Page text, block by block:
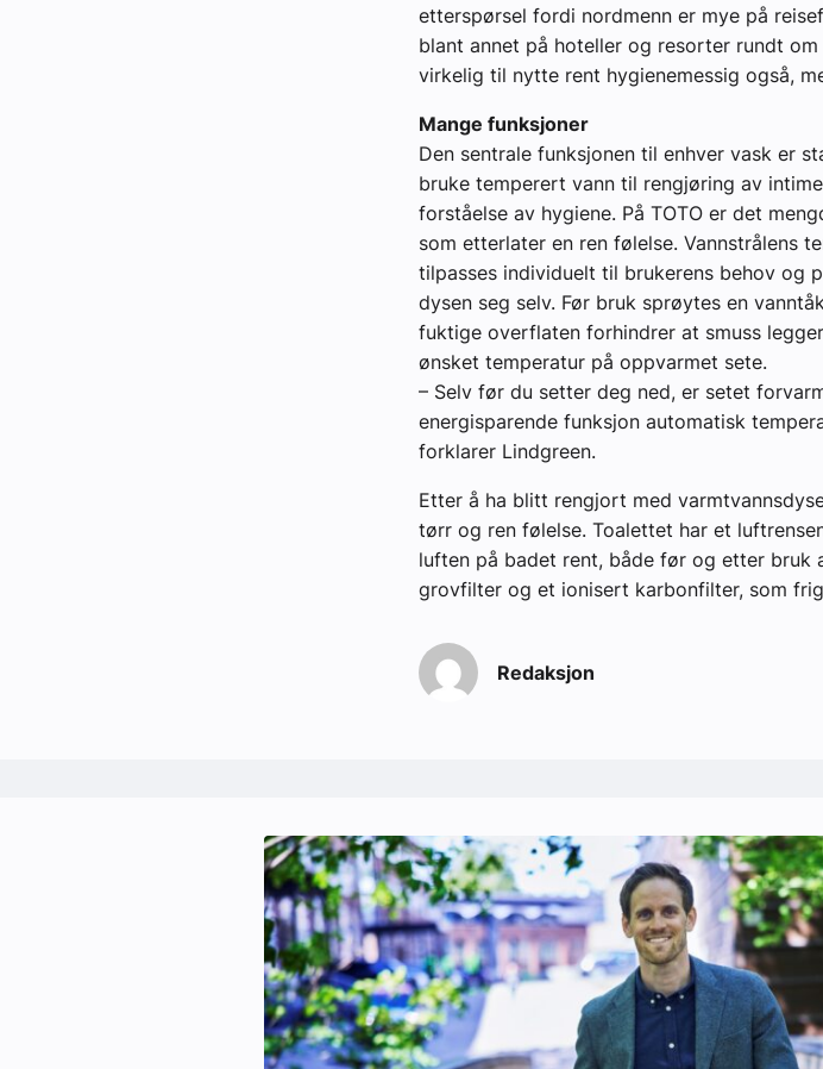
etterspørsel fordi nordmenn er mye på
blant annet på hoteller og resorter rundt
virkelig til nytte rent hygienemessig også,
Mange funksjoner
Den sentrale funksjonen til enhver vask er
bruke temperert vann til rengjøring av
forståelse av hygiene. På TOTO er det
som etterlater en ren følelse. Vannstrålens
tilpasses individuelt til brukerens behov og
dysen seg selv. Før bruk sprøytes en
fuktige overflaten forhindrer at smuss
ønsket temperatur på oppvarmet sete.
– Selv før du setter deg ned, er setet
energisparende funksjon automatisk
forklarer Lindgreen.
Etter å ha blitt rengjort med
tørr og ren følelse. Toalettet har et
luften på badet rent, både før og etter bruk
grovfilter og et ionisert karbonfilter, som
Redaksjon